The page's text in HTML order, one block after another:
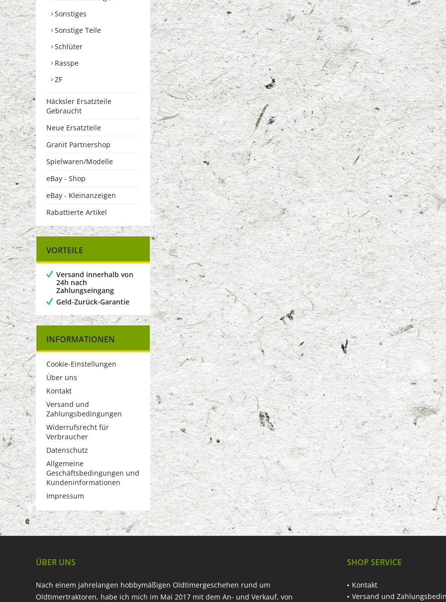
Sonstiges
Sonstige Teile
Schlüter
Rasspe
ZF
Häcksler Ersatzteile
Gebraucht
Neue Ersatzteile
Granit Partnershop
Spielwaren/Modelle
eBay - Shop
eBay - Kleinanzeigen
Rabattierte Artikel
VORTEILE
Versand innerhalb von
24h nach
Zahlungseingang
Geld-Zurück-Garantie
INFORMATIONEN
Cookie-Einstellungen
Über uns
Kontakt
Versand und
Zahlungsbedingungen
Widerrufsrecht für
Verbraucher
Datenschutz
Allgemeine
Geschäftsbedingungen und
Kundeninformationen
Impressum
ÜBER UNS
Nach einem jahrelangen hobbymäßigen Oldtimergeschehen rund um
Oldtimertraktoren, habe ich mich im Mai 2017 mit dem An- und Verkauf, von
SHOP SERVICE
Kontakt
Versand und